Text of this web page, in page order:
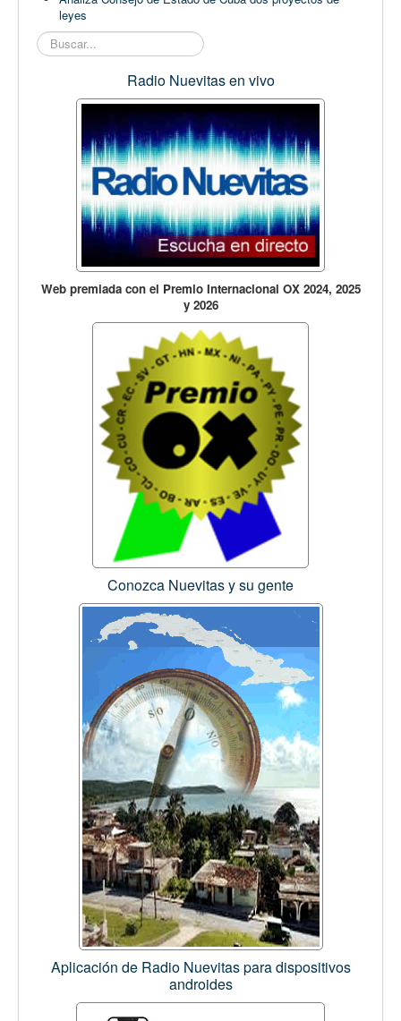
leyes
Buscar...
Radio Nuevitas en vivo
Web premiada con el Premio Internacional OX 2024, 2025
y 2026
Conozca Nuevitas y su gente
Aplicación de Radio Nuevitas para dispositivos
androides